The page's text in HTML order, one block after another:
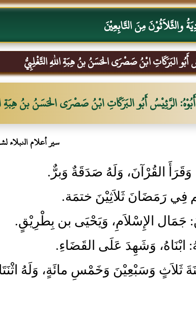
والثَّلاَثُوْنَ مِنَ التَّابِعِيْنَ
أَبُو البَرَكَاتِ ابْنُ صَصْرَى الحَسَنُ بنُ هِبَةِ اللهِ التَّغْلِبِيُّ
أَبُوْهُ: الرَّئِيْسُ أَبُو البَرَكَاتِ ابْنُ صَصْرَى الحَسَنُ بنُ هِبَةِ
سير أعلام النبلاء
وَقَرَأَ القُرْآنَ، وَلَهُ صَدَقَةٌ وَبرٌّ.
فِي رَمَضَانَ ثَلاَثِيْنَ ختمَة.
الإِسْلاَمِ، وَيَحْيَى بن بِطْرِيْقٍ.
ابْنَاهُ، وَشَهِدَ عَلَى القَضَاءِ.
وَسَبْعِيْنَ وَخَمْسِ مائَةٍ، وَلَهُ اثْنَتَانِ